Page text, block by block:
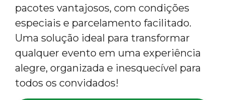
pacotes vantajosos, com condições
especiais e parcelamento facilitado.
Uma solução ideal para transformar
qualquer evento em uma experiência
alegre, organizada e inesquecível para
todos os convidados!